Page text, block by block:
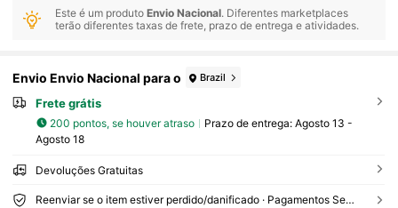
Este é um produtoEnvio Nacional. Diferentes marketplaces
terão diferentes taxas de frete, prazo de entrega e atividades.
Envio Envio Nacional para o Brazil
Frete grátis
200 pontos, se houver atraso Prazo de entrega: Agosto 13 -
Agosto 18
Devoluções Gratuitas
Reenviar se o item estiver perdido/danificado · Pagamentos Seguros · Proteção de privacidade